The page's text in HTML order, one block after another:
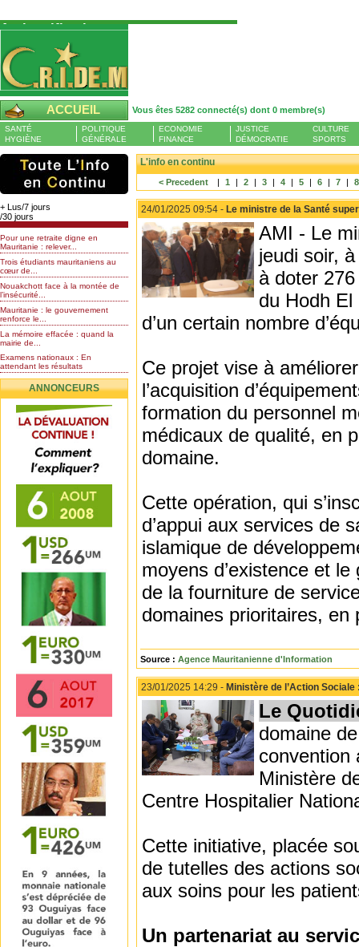
Authentification
Pour S'authentifier veuillez fournir votre
Pseudo et Mot de passer et cliquez sur : Se
connecter
Pseudo
Mot de passe
ACCUEIL Vous êtes 5282 connecté(s) dont 0 membre(s)
Liste des membres en ligne (0)
SANTÉ
HYGIÈNE
POLITIQUE
GÉNÉRALE
ECONOMIE
FINANCE
JUSTICE
DÉMOCRATIE
CULTURE
SPORTS
+ Lus/7 jours
/30 jours
Pour une retraite digne en
Mauritanie : relever...
Trois étudiants mauritaniens au
cœur de...
Nouakchott face à la montée de
l’insécurité...
Mauritanie : le gouvernement
renforce le...
La mémoire effacée : quand la
mairie de...
Examens nationaux : En
attendant les résultats
Nomination de l’Honorable Diye
Ba au poste de...
Mauritanie : les résultats du
baccalauréat 2026...
Mauritanie : Les 10 premiers au
BEPC 2026
Un syndicat de l’enseignement
rejette la...
ANNONCEURS
L'info en continu
< Precedent | 1 | 2 | 3 | 4 | 5 | 6 | 7 | 8
24/01/2025 09:54 - Le ministre de la Santé
AMI - Le
jeudi soir,
à doter
du Hodh
d’un certain nombre
Ce projet vise à
l’acquisition
formation du personnel
médicaux de qualité, en
domaine.
Cette opération, qui
d’appui aux services de
islamique de
moyens d’existence et
de la fourniture de
domaines prioritaires,
Source : Agence Mauritanienne d'Information
23/01/2025 14:29 - Ministère de l’Action
Le
domaine
convention
Ministère
Centre Hospitalier
Cette initiative, placée
de tutelles des actions
aux soins pour les
Un partenariat au